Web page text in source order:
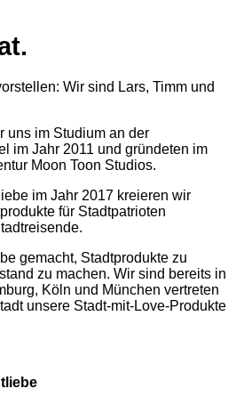
Wir sind Lars, Timm und
uns im Studium an der
im Jahr 2011 und gründeten im
Moon Toon Studios.
im Jahr 2017 kreieren wir
für Stadtpatrioten
gemacht, Stadtprodukte zu
zu machen. Wir sind bereits in
Köln und München vertreten
unsere Stadt-mit-Love-Produkte